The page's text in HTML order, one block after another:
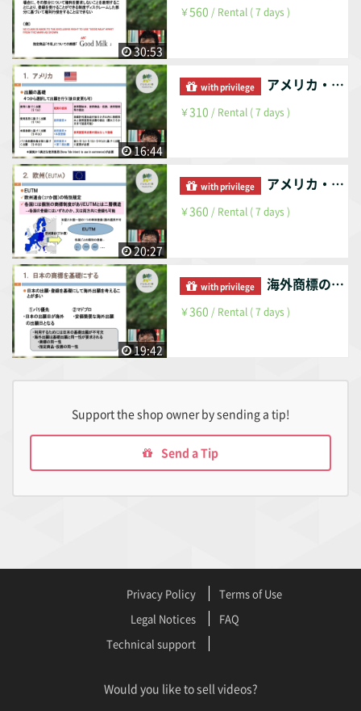
30:53
￥560 / Rental ( 7 days )
16:44
with privilege アメリカ・ＥＵ・中国の商標制度概要（前編）
￥310 / Rental ( 7 days )
20:27
with privilege アメリカ・ＥＵ・中国の商標制度概要（後編）
￥360 / Rental ( 7 days )
19:42
with privilege 海外商標の実務の勘所
￥360 / Rental ( 7 days )
Support the shop owner by sending a tip!
Send a Tip
Privacy Policy
Terms of Use
Legal Notices
FAQ
Technical support
Would you like to sell videos?